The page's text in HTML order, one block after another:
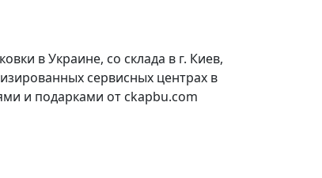
в Украине, со склада в г. Киев,
сервисных центрах в
и подарками от ckapbu.com